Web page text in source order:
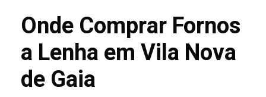
Onde Comprar Fornos
a Lenha em Vila Nova
de Gaia